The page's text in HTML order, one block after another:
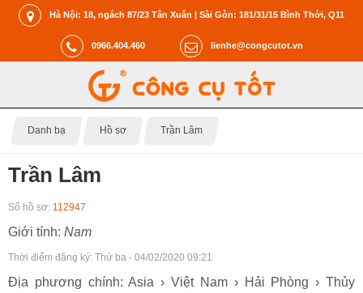
Hà Nội: 18, ngách 87/23 Tân Xuân | Sài Gòn: 181/31/15 Bình Thới, Q11
0966.404.460 lienhe@congcutot.vn
Danh bạ Hồ sơ Trần Lâm
Trần Lâm
Số hồ sơ: 112947
Giới tính: Nam
Thời điểm đăng ký: Thứ ba - 04/02/2020 09:21
Địa phương chính: Asia › Việt Nam › Hải Phòng › Thủy